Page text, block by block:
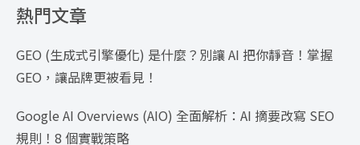
熱門文章
GEO (生成式引擎優化) 是什麼？別讓 AI 把你靜音！掌握
GEO，讓品牌更被看見！
Google AI Overviews (AIO) 全面解析：AI 摘要改寫 SEO
規則！8 個實戰策略